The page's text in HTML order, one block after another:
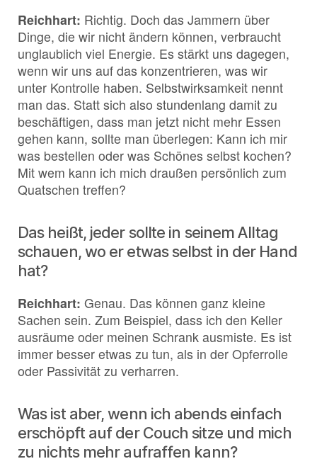
Reichhart: Richtig. Doch das Jammern über
Dinge, die wir nicht ändern können, verbraucht
unglaublich viel Energie. Es stärkt uns dagegen,
wenn wir uns auf das konzentrieren, was wir
unter Kontrolle haben. Selbstwirksamkeit nennt
man das. Statt sich also stundenlang damit zu
beschäftigen, dass man jetzt nicht mehr Essen
gehen kann, sollte man überlegen: Kann ich mir
was bestellen oder was Schönes selbst kochen?
Mit wem kann ich mich draußen persönlich zum
Quatschen treffen?
Das heißt, jeder sollte in seinem Alltag
schauen, wo er etwas selbst in der Hand
hat?
Reichhart: Genau. Das können ganz kleine
Sachen sein. Zum Beispiel, dass ich den Keller
ausräume oder meinen Schrank ausmiste. Es ist
immer besser etwas zu tun, als in der Opferrolle
oder Passivität zu verharren.
Was ist aber, wenn ich abends einfach
erschöpft auf der Couch sitze und mich
zu nichts mehr aufraffen kann?